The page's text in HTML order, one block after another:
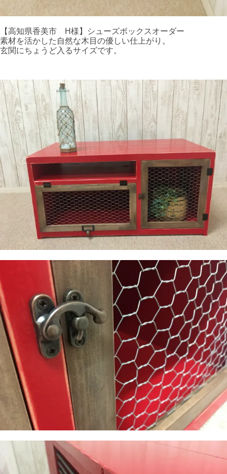
【高知県香美市 H様】シューズボックスオーダー
素材を活かした自然な木目の優しい仕上がり。
玄関にちょうど入るサイズです。